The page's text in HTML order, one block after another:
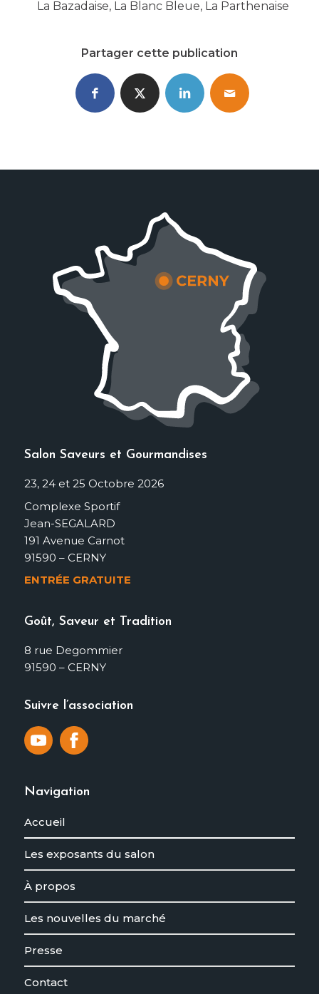
La Bazadaise, La Blanc Bleue, La Parthenaise
Partager cette publication
Salon Saveurs et Gourmandises
23, 24 et 25 Octobre 2026
Complexe Sportif
Jean-SEGALARD
191 Avenue Carnot
91590 – CERNY
ENTRÉE GRATUITE
Goût, Saveur et Tradition
8 rue Degommier
91590 – CERNY
Suivre l’association
Navigation
Accueil
Les exposants du salon
À propos
Les nouvelles du marché
Presse
Contact